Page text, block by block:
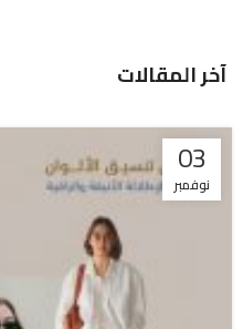
آخر المقالات
03
نوفمبر